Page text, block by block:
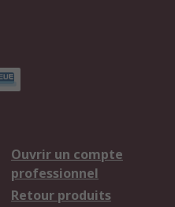
Ouvrir un compte
professionnel
Retour produits